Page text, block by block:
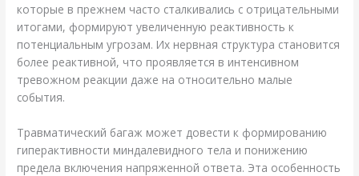
которые в прежнем часто сталкивались с отрицательными
итогами, формируют увеличенную реактивность к
потенциальным угрозам. Их нервная структура становится
более реактивной, что проявляется в интенсивном
тревожном реакции даже на относительно малые
события.
Травматический багаж может довести к формированию
гиперактивности миндалевидного тела и понижению
предела включения напряженной ответа. Эта особенность